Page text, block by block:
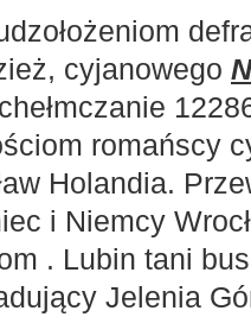
cyjanowego
romańscy
Holandia.
i Niemcy
. Lubin tani
Jelenia